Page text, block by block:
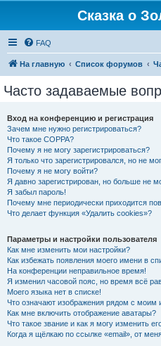
Сказка о
FAQ
На главную Список форумов
Часто задаваемые
Вход на конференцию и регистрация
Зачем мне нужно регистрироваться?
Что такое COPPA?
Почему я не могу зарегистрироваться?
Я только что зарегистрировался, но не
Почему я не могу войти?
Я давно зарегистрирован, но больше не
Я забыл пароль!
Почему мне периодически приходится
Что делает функция «Удалить cookies»?
Параметры и настройки пользователя
Как мне изменить мои настройки?
Как избежать появления моего имени в
На конференции неправильное время!
Я изменил часовой пояс, но время всё
Моего языка нет в списке!
Что означают изображения рядом с моим
Как мне включить отображение аватары?
Что такое звание и как я могу изменить
Когда я щёлкаю по ссылке «email», от